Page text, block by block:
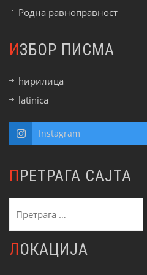
Родна равноправност
ИЗБОР ПИСМА
ћирилица
latinica
Instagram
ПРЕТРАГА САЈТА
за:
ЛОКАЦИЈА